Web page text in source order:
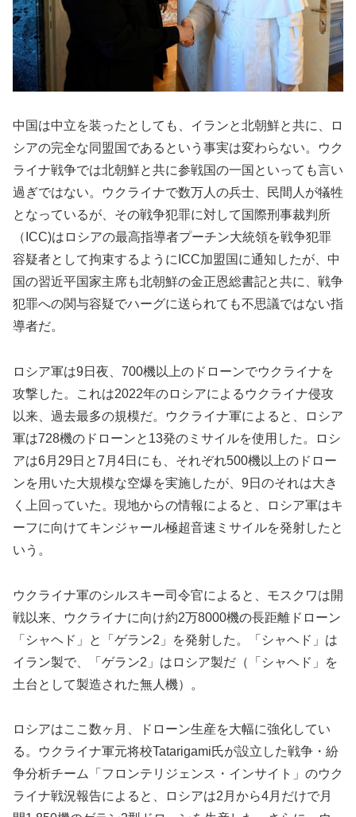
中国は中立を装ったとしても、イランと北朝鮮と共に、ロ
シアの完全な同盟国であるという事実は変わらない。ウク
ライナ戦争では北朝鮮と共に参戦国の一国といっても言い
過ぎではない。ウクライナで数万人の兵士、民間人が犠牲
となっているが、その戦争犯罪に対して国際刑事裁判所
（ICC)はロシアの最高指導者プーチン大統領を戦争犯罪
容疑者として拘束するようにICC加盟国に通知したが、中
国の習近平国家主席も北朝鮮の金正恩総書記と共に、戦争
犯罪への関与容疑でハーグに送られても不思議ではない指
導者だ。
ロシア軍は9日夜、700機以上のドローンでウクライナを
攻撃した。これは2022年のロシアによるウクライナ侵攻
以来、過去最多の規模だ。ウクライナ軍によると、ロシア
軍は728機のドローンと13発のミサイルを使用した。ロシ
アは6月29日と7月4日にも、それぞれ500機以上のドロー
ンを用いた大規模な空爆を実施したが、9日のそれは大き
く上回っていた。現地からの情報によると、ロシア軍はキ
ーフに向けてキンジャール極超音速ミサイルを発射したと
いう。
ウクライナ軍のシルスキー司令官によると、モスクワは開
戦以来、ウクライナに向け約2万8000機の長距離ドローン
「シャヘド」と「ゲラン2」を発射した。「シャヘド」は
イラン製で、「ゲラン2」はロシア製だ（「シャヘド」を
土台として製造された無人機）。
ロシアはここ数ヶ月、ドローン生産を大幅に強化してい
る。ウクライナ軍元将校Tatarigami氏が設立した戦争・紛
争分析チーム「フロンテリジェンス・インサイト」のウク
ライナ戦況報告によると、ロシアは2月から4月だけで月